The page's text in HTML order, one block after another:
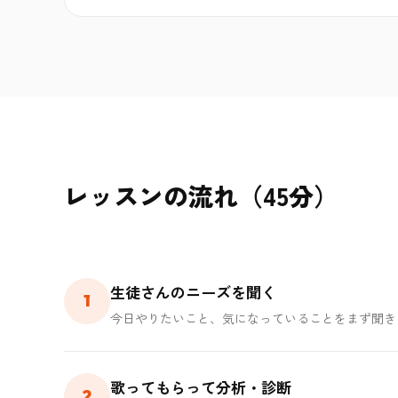
レッスンの流れ（45分）
1 生徒さんのニーズを聞く
今日やりたいこと、気になっていることをまず聞
歌ってもらって分析・診断